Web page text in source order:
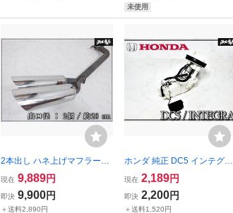
未使用
2本出し ハネ上げマフラーエ
ンド テールエンド / ドレキン
マフラー 跳ね上げキング / ハ
ネキン 上品 下品 VIP 車高短
現在 9,889円
即決 9,900円
＋送料2,890円
ホンダ 純正 DC5 インテグラ
タイプR インタンク式フュー
エルポンプ 燃料ポンプ 即納
現在 2,189円
即決 2,200円
＋送料1,520円